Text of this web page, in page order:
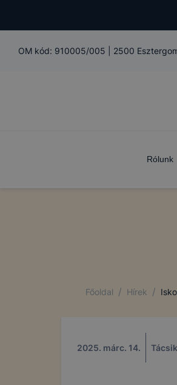
OM kód: 910005/005 2500
Rólunk
Főoldal / Hírek /
2025. márc. 14.